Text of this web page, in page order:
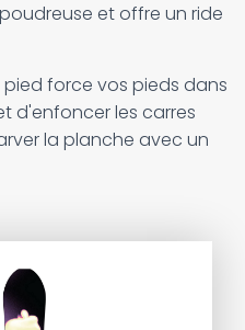
et offre un ride
force vos pieds dans
d'enfoncer les carres
la planche avec un